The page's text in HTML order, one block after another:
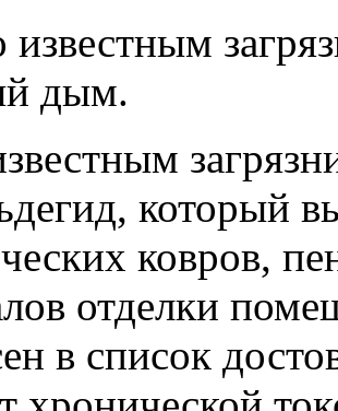
дым.
который
ковров,
отделки
в список